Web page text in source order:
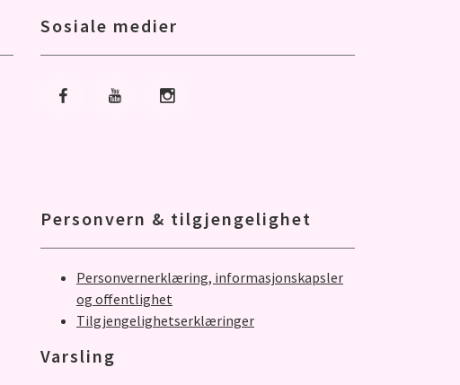
Sosiale medier
Gå til Facebook
Gå til YoutubeGå til Instagram
Personvern & tilgjengelighet
Personvernerklæring, informasjonskapsler
og offentlighet
Tilgjengelighetserklæringer
Varsling